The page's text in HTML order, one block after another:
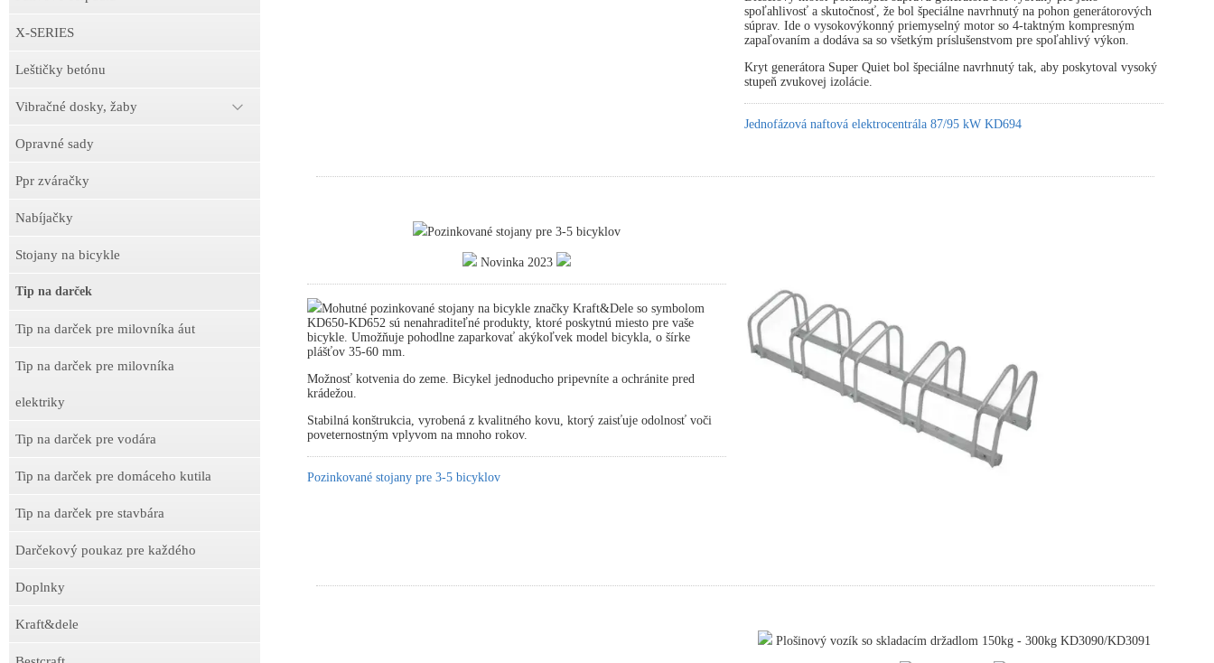
X-SERIES
Leštičky betónu
Vibračné dosky, žaby
Opravné sady
Ppr zváračky
Nabíjačky
Stojany na bicykle
Tip na darček
Tip na darček pre milovníka áut
Tip na darček pre milovníka
elektriky
Tip na darček pre vodára
Tip na darček pre domáceho kutila
Tip na darček pre stavbára
Darčekový poukaz pre každého
Doplnky
Kraft&dele
spoľahlivosť a skutočnosť, že bol špeciálne navrhnutý na pohon generátorových
súprav. Ide o vysokovýkonný priemyselný motor so 4-taktným kompresným
zapaľovaním a dodáva sa so všetkým príslušenstvom pre spoľahlivý výkon.
Kryt generátora Super Quiet bol špeciálne navrhnutý tak, aby poskytoval vysoký
stupeň zvukovej izolácie.
Jednofázová naftová elektrocentrála 87/95 kW KD694
Pozinkované stojany pre 3-5 bicyklov
Novinka 2023
Mohutné pozinkované stojany na bicykle značky Kraft&Dele so symbolom
KD650-KD652 sú nenahraditeľné produkty, ktoré poskytnú miesto pre vaše
bicykle. Umožňuje pohodlne zaparkovať akýkoľvek model bicykla, o šírke
plášťov 35-60 mm.
Možnosť kotvenia do zeme. Bicykel jednoducho pripevníte a ochránite pred
krádežou.
Stabilná konštrukcia, vyrobená z kvalitného kovu, ktorý zaisťuje odolnosť voči
poveternostným vplyvom na mnoho rokov.
Pozinkované stojany pre 3-5 bicyklov
Plošinový vozík so skladacím držadlom 150kg - 300kg KD3090/KD3091